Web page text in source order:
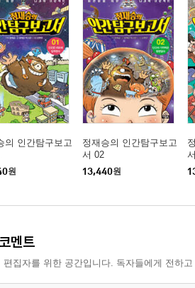
의 인간탐구보고
원
정재승의 인간탐구보고
서 02
13,440원
멘트
편집자를 위한 공간입니다. 독자들에게 전하